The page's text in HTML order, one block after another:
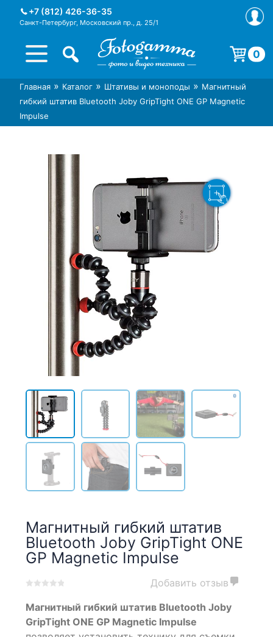
+7 (812) 426-36-35
Санкт-Петербург, Московский пр., д. 25/1
Интернет-магазин фототехники
Foto-Gamma в СПб
Магазин фотоаксессуаров foto-
gamma.ru
0
Корзина пуста.
Главная » Каталог » Штативы и моноподы » Магнитный
гибкий штатив Bluetooth Joby GripTight ONE GP Magnetic
Impulse
Магнитный гибкий штатив
Bluetooth Joby GripTight ONE
GP Magnetic Impulse
out
of
based
Добавить отзыв
Магнитный гибкий штатив Bluetooth Joby
GripTight ONE GP Magnetic Impulse